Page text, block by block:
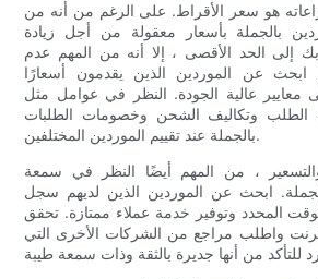
هو سعر الأقراط. على الرغم من أنه من
بالجملة بأسعار معقولة من أجل زيادة
إلى الحد الأقصى ، إلا أنه من المهم عدم
ابحث عن الموردين الذين يقدمون أسعارًا
معايير عالية الجودة. النظر في عوامل مثل
الطلب وتكاليف الشحن وخصومات الطلبات
بالجملة عند تقييم الموردين المختلفين.
والتسعير ، من المهم أيضًا النظر في سمعة
ابحث عن الموردين الذين لديهم سجل
المحدد وتوفير خدمة عملاء ممتازة. تحقق
واطلب مراجع من الشركات الأخرى التي